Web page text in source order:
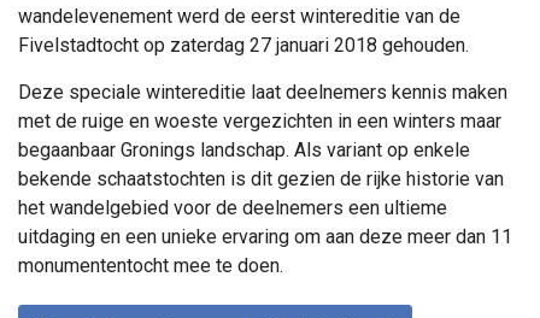
wandelevenement werd de eerst wintereditie van de
Fivelstadtocht op zaterdag 27 januari 2018 gehouden.
Deze speciale wintereditie laat deelnemers kennis maken
met de ruige en woeste vergezichten in een winters maar
begaanbaar Gronings landschap. Als variant op enkele
bekende schaatstochten is dit gezien de rijke historie van
het wandelgebied voor de deelnemers een ultieme
uitdaging en een unieke ervaring om aan deze meer dan 11
monumententocht mee te doen.